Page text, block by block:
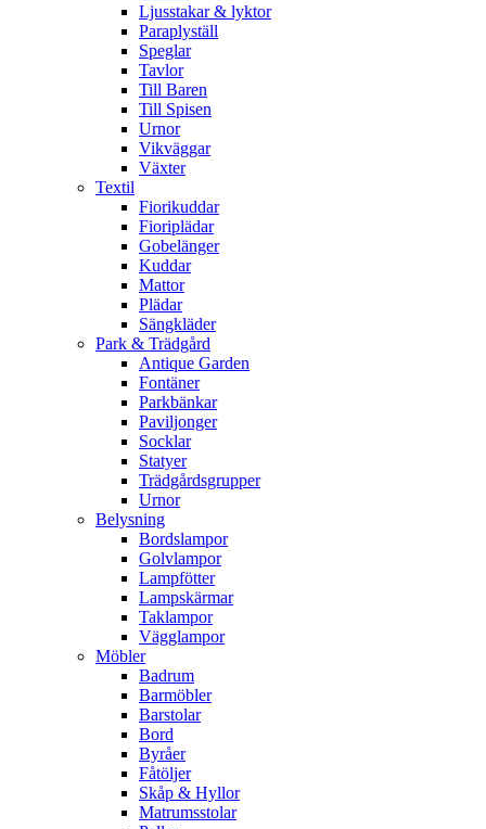
Ljusstakar & lyktor
Paraplyställ
Speglar
Tavlor
Till Baren
Till Spisen
Urnor
Vikväggar
Växter
Textil
Fiorikuddar
Fioriplädar
Gobelänger
Kuddar
Mattor
Plädar
Sängkläder
Park & Trädgård
Antique Garden
Fontäner
Parkbänkar
Paviljonger
Socklar
Statyer
Trädgårdsgrupper
Urnor
Belysning
Bordslampor
Golvlampor
Lampfötter
Lampskärmar
Taklampor
Vägglampor
Möbler
Badrum
Barmöbler
Barstolar
Bord
Byråer
Fåtöljer
Skåp & Hyllor
Matrumsstolar